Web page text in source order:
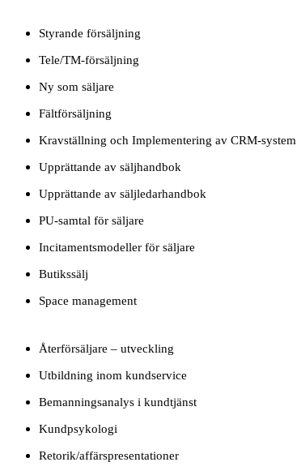
Styrande försäljning
Tele/TM-försäljning
Ny som säljare
Fältförsäljning
Kravställning och Implementering av CRM-system
Upprättande av säljhandbok
Upprättande av säljledarhandbok
PU-samtal för säljare
Incitamentsmodeller för säljare
Butikssälj
Space management
Återförsäljare – utveckling
Utbildning inom kundservice
Bemanningsanalys i kundtjänst
Kundpsykologi
Retorik/affärspresentationer